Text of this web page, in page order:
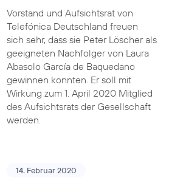
Vorstand und Aufsichtsrat von
Telefónica Deutschland freuen
sich sehr, dass sie Peter Löscher als
geeigneten Nachfolger von Laura
Abasolo García de Baquedano
gewinnen konnten. Er soll mit
Wirkung zum 1. April 2020 Mitglied
des Aufsichtsrats der Gesellschaft
werden.
14. Februar 2020